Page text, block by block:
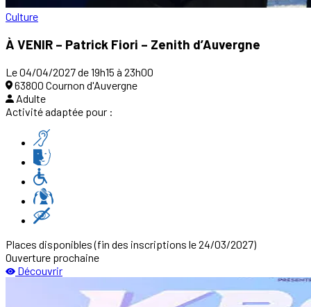
Culture
À VENIR – Patrick Fiori – Zenith d’Auvergne
Le 04/04/2027 de 19h15 à 23h00
63800 Cournon d'Auvergne
Adulte
Activité adaptée pour :
Places disponibles(fin des inscriptions le 24/03/2027)
Ouverture prochaine
Découvrir